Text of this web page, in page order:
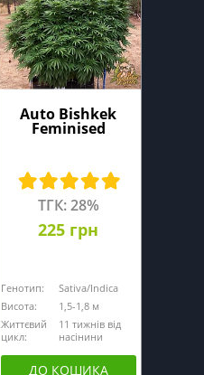
Auto Bishkek
Feminised
ТГК: 28%
225 грн
Генотип:
Sativa/Indica
Висота:
1,5-1,8 м
Життєвий
цикл:
11 тижнів від
насінини
ДО КОШИКА